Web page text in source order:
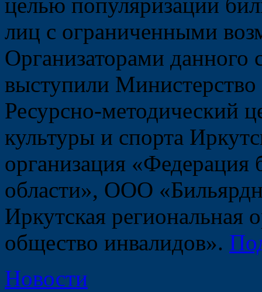
целью популяризации
лиц с ограниченными
Организаторами данного
выступили Министерство
Ресурсно-методический
культуры и спорта
организация «Федерация
области», ООО
Иркутская региональная
общество инвалидов».
Новости